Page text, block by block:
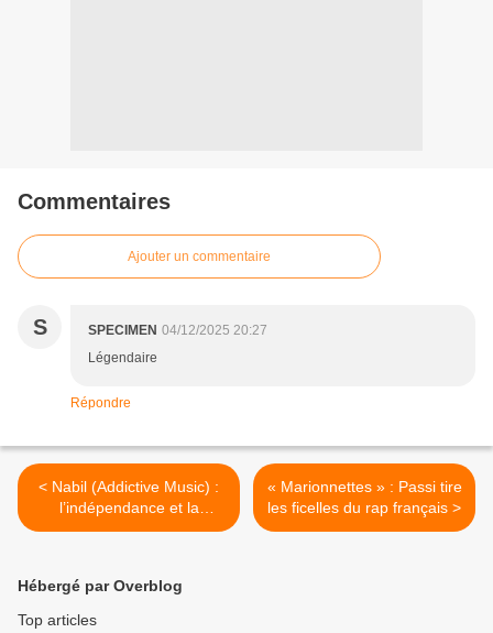
Commentaires
Ajouter un commentaire
S SPECIMEN 04/12/2025 20:27
Légendaire
Répondre
< Nabil (Addictive Music) :
l’indépendance et la
sincérité au cœur du rap
« Marionnettes » : Passi tire
les ficelles du rap français >
Hébergé par Overblog
Top articles